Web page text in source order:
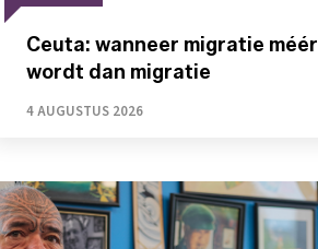
Ceuta: wanneer migratie méér
wordt dan migratie
4 AUGUSTUS 2026